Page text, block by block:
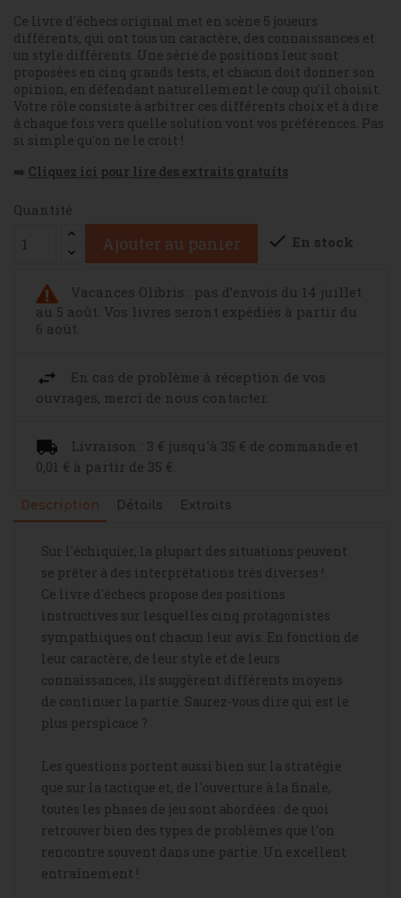
Ce livre d'échecs original met en scène 5 joueurs
différents, qui ont tous un caractère, des connaissances et
un style différents. Une série de positions leur sont
proposées en cinq grands tests, et chacun doit donner son
opinion, en défendant naturellement le coup qu'il choisit.
Votre rôle consiste à arbitrer ces différents choix et à dire
à chaque fois vers quelle solution vont vos préférences. Pas
si simple qu'on ne le croit !
➡️ Cliquez ici pour lire des extraits gratuits
Quantité
Ajouter au panier  En stock
Vacances Olibris : pas d’envois du 14 juillet
au 5 août. Vos livres seront expédiés à partir du
6 août.
En cas de problème à réception de vos
ouvrages, merci de nous contacter.
Livraison : 3 € jusqu'à 35 € de commande et
0,01 € à partir de 35 €.
Description Détails Extraits
Sur l'échiquier, la plupart des situations peuvent
se prêter à des interprétations très diverses !
Ce livre d'échecs propose des positions
instructives sur lesquelles cinq protagonistes
sympathiques ont chacun leur avis. En fonction de
leur caractère, de leur style et de leurs
connaissances, ils suggèrent différents moyens
de continuer la partie. Saurez-vous dire qui est le
plus perspicace ?
Les questions portent aussi bien sur la stratégie
que sur la tactique et, de l'ouverture à la finale,
toutes les phases de jeu sont abordées : de quoi
retrouver bien des types de problèmes que l'on
rencontre souvent dans une partie. Un excellent
entraînement !